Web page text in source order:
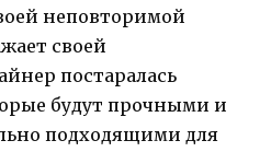
неповторимой
своей
постаралась
будут прочными и
подходящими для